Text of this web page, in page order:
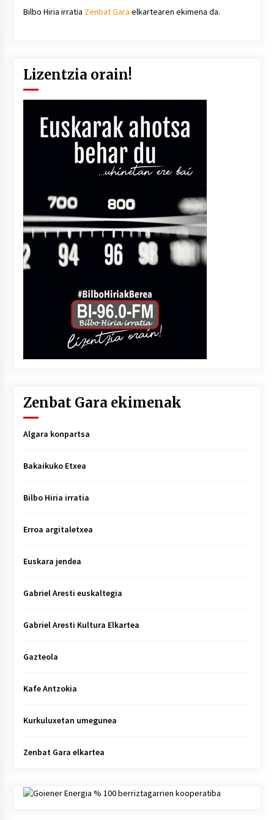
Bilbo Hiria irratia Zenbat Gara elkartearen ekimena da.
Lizentzia orain!
Zenbat Gara ekimenak
Algara konpartsa
Bakaikuko Etxea
Bilbo Hiria irratia
Erroa argitaletxea
Euskara jendea
Gabriel Aresti euskaltegia
Gabriel Aresti Kultura Elkartea
Gazteola
Kafe Antzokia
Kurkuluxetan umegunea
Zenbat Gara elkartea